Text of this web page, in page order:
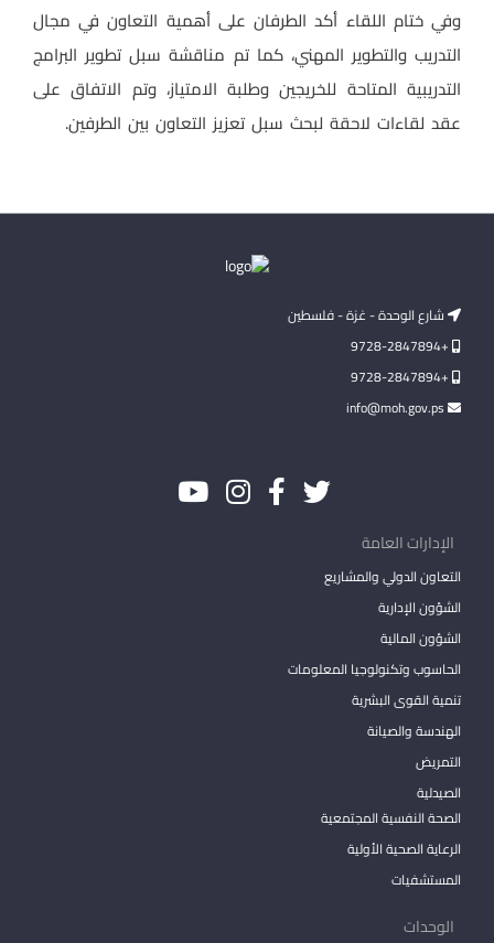
وفي ختام اللقاء أكد الطرفان على أهمية التعاون في مجال
التدريب والتطوير المهني، كما تم مناقشة سبل تطوير البرامج
التدريبية المتاحة للخريجين وطلبة الامتياز، وتم الاتفاق على
عقد لقاءات لاحقة لبحث سبل تعزيز التعاون بين الطرفين.
شارع الوحدة - غزة - فلسطين
+9728-2847894
+9728-2847894
الإدارات العامة
التعاون الدولي والمشاريع
الشؤون الإدارية
الشؤون المالية
الحاسوب وتكنولوجيا المعلومات
تنمية القوى البشرية
الهندسة والصيانة
التمريض
الصيدلية
الصحة النفسية المجتمعية
الرعاية الصحية الأولية
المستشفيات
الوحدات